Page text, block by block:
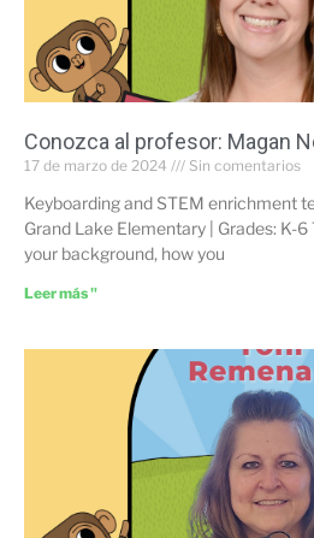
Conozca al profesor: Magan
17 de marzo de 2024 Sin comentarios
Keyboarding and STEM enrichment
Grand Lake Elementary | Grades: K-
your background, how you
Leer más "